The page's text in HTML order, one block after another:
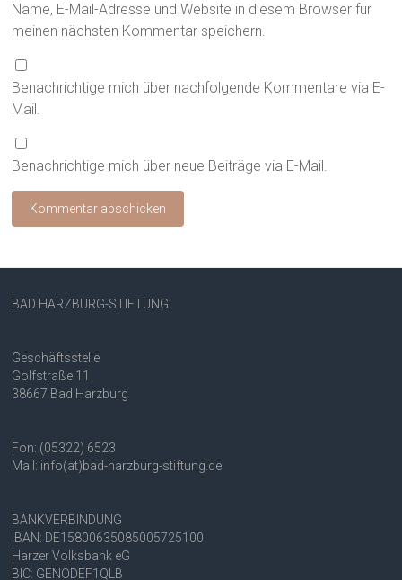
Name, E-Mail-Adresse und Website in diesem Browser für
meinen nächsten Kommentar speichern.
Benachrichtige mich über nachfolgende Kommentare via E-
Mail.
Benachrichtige mich über neue Beiträge via E-Mail.
BAD HARZBURG-STIFTUNG
Geschäftsstelle
Golfstraße 11
38667 Bad Harzburg
Fon: (05322) 6523
Mail: info(at)bad-harzburg-stiftung.de
BANKVERBINDUNG
IBAN: DE15800635085005725100
Harzer Volksbank eG
BIC: GENODEF1QLB